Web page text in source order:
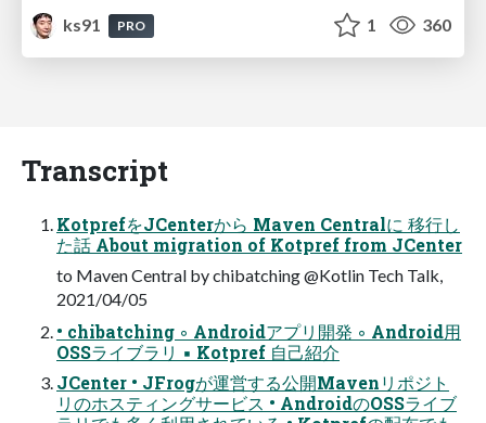
ks91 PRO 1 360
Transcript
KotprefをJCenterから Maven Centralに 移行し
た話 About migration of Kotpref from JCenter
to Maven Central by chibatching @Kotlin Tech Talk,
2021/04/05
• chibatching ◦ Androidアプリ開発 ◦ Android用
OSSライブラリ ▪ Kotpref 自己紹介
JCenter • JFrogが運営する公開Mavenリポジト
リのホスティングサービス • AndroidのOSSライブ